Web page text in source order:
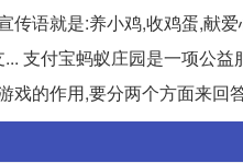
传语就是:养小鸡,收鸡蛋,献
支付宝蚂蚁庄园是一项公
的作用,要分两个方面来回答